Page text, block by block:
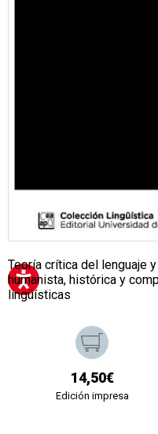
Teoría crítica del lenguaje
humanista, histórica y
lingüísticas
14,50€
Edición impresa